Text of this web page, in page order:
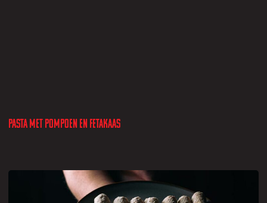
Pasta met pompoen en fetakaas